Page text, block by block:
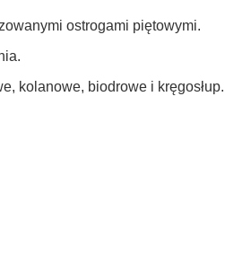
ostrogami piętowymi.
kolanowe, biodrowe i kręgosłup.